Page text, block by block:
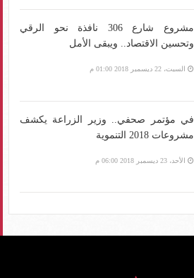
مشروع شارع 306 نافذة نحو الرقي
وتحسين الاقتصاد.. ويبقى الأمل
السبت، 22 ديسمبر 2018 01:00 م
في مؤتمر صحفي.. وزير الزراعة يكشف
مشروعات 2018 التنموية
الأحد، 23 ديسمبر 2018 06:00 م